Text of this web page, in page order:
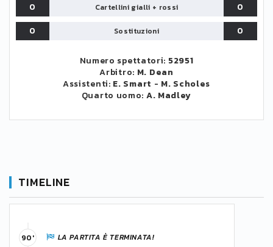
0
Cartellini gialli + rossi
0
0
Sostituzioni 0
Numero spettatori: 52951
Arbitro: M. Dean
Assistenti: E. Smart - M. Scholes
Quarto uomo: A. Madley
TIMELINE
LA PARTITA È TERMINATA!
90'